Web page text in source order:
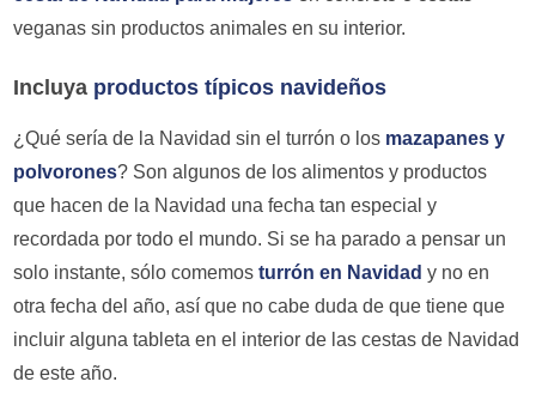
veganas sin productos animales en su interior.
Incluya productos típicos navideños
¿Qué sería de la Navidad sin el turrón o los mazapanes y
polvorones? Son algunos de los alimentos y productos
que hacen de la Navidad una fecha tan especial y
recordada por todo el mundo. Si se ha parado a pensar un
solo instante, sólo comemosturrón en Navidad y no en
otra fecha del año, así que no cabe duda de que tiene que
incluir alguna tableta en el interior de las cestas de Navidad
de este año.